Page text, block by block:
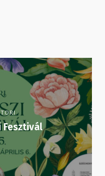
Fesztivál